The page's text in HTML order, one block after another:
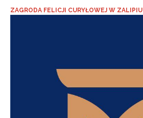
ZAGRODA FELICJI CURYŁOWEJ W ZALIPIU